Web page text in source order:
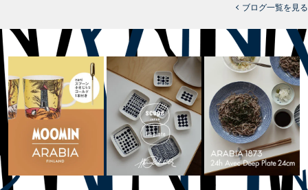
ブログ一覧を見る